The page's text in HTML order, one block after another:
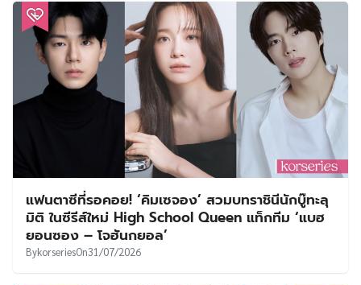
แฟนตาซีที่รอคอย! ‘คิมเซจอง’ สวมบทราชินีนักบู๊ทะลุ
มิติ ในซีรีส์ใหม่ High School Queen แท็กทีม ‘แบฮ
ยอนซอง – โจฮันกยอล’
BykorseriesOn31/07/2026